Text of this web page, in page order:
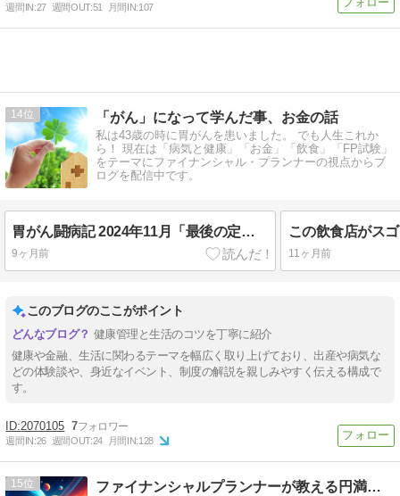
週間IN:27 週間OUT:51 月間IN:107
14 「がん」になって学んだ事、お金の話
私は43歳の時に胃がんを患いました。 でも人生これか
ら！ 現在は「病気と健康」「お金」「飲食」「FP試験」
をテーマにファイナンシャル・プランナーの視点からブ
ログを配信中です。
胃がん闘病記 2024年11月「最後の定期検診」
9ヶ月前 11ヶ月前
このブログのここがポイント
健康管理と生活のコツを丁寧に紹介
健康や金融、生活に関わるテーマを幅広く取り上げており、出産や病気な
どの体験談や、身近なイベント、制度の解説を親しみやすく伝える構成で
す。
2070105 7
週間IN:26 週間OUT:24 月間IN:128
15 ファイナンシャルプランナーが教える円満生活